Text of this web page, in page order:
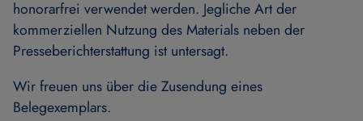
honorarfrei verwendet werden. Jegliche Art der
kommerziellen Nutzung des Materials neben der
Presseberichterstattung ist untersagt.
Wir freuen uns über die Zusendung eines
Belegexemplars.